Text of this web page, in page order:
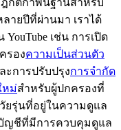
ฎกติกาพื้นฐานสำหรับ
ายปีที่ผ่านมา เราได้
เช่น การเปิด
รองความเป็นส่วนตัว
ะการปรับปรุงการจำกัด
หม่สำหรับผู้ปกครองที่
ยรุ่นที่อยู่ในความดูแล
บัญชีที่มีการควบคุมดูแล